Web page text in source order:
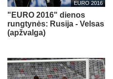
EURO 2016
"EURO 2016" dienos
rungtynės: Rusija - Velsas
(apžvalga)